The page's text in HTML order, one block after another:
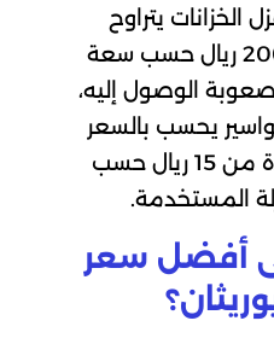
الخزانات يتراوح
السعر من 800 إلى 2000 ريال حسب سعة
الوصول إليه،
يحسب بالسعر
للمتر الطولي، ويبدأ عادة من 15 ريال حسب
المستخدمة.
أفضل سعر